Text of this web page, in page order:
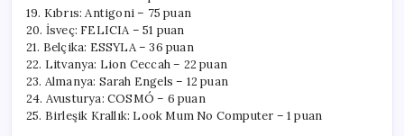
19. Kıbrıs: Antigoni – 75 puan
20. İsveç: FELICIA – 51 puan
21. Belçika: ESSYLA – 36 puan
22. Litvanya: Lion Ceccah – 22 puan
23. Almanya: Sarah Engels – 12 puan
24. Avusturya: COSMÓ – 6 puan
25. Birleşik Krallık: Look Mum No Computer – 1 puan